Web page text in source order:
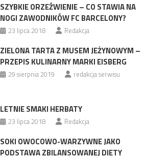
SZYBKIE ORZEŹWIENIE – CO STAWIA NA
NOGI ZAWODNIKÓW FC BARCELONY?
23 lipca 2018 Redakcja
ZIELONA TARTA Z MUSEM JEŻYNOWYM –
PRZEPIS KULINARNY MARKI EISBERG
29 sierpnia 2019 redakcja serwisu
LETNIE SMAKI HERBATY
23 lipca 2018 Redakcja
SOKI OWOCOWO-WARZYWNE JAKO
PODSTAWA ZBILANSOWANEJ DIETY